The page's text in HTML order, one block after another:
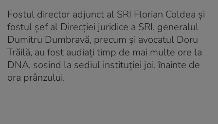
Fostul director adjunct al SRI Florian Coldea şi
fostul şef al Direcţiei juridice a SRI, generalul
Dumitru Dumbravă, precum şi avocatul Doru
Trăilă, au fost audiaţi timp de mai multe ore la
DNA, sosind la sediul instituției joi, înainte de
ora prânzului.